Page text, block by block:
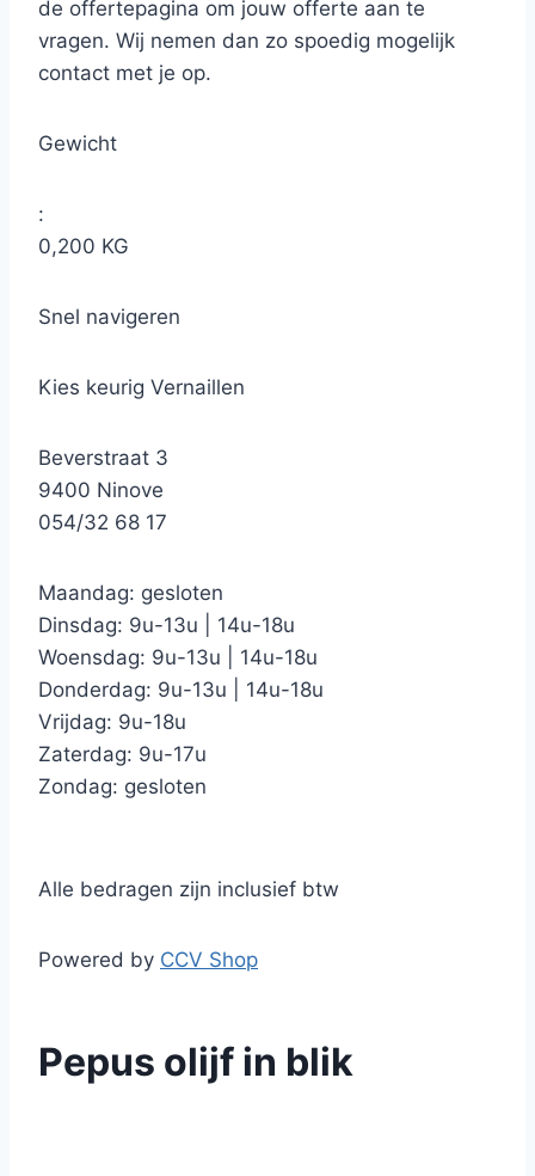
de offertepagina om jouw offerte aan te
vragen. Wij nemen dan zo spoedig mogelijk
contact met je op.
Gewicht
:
0,200 KG
Snel navigeren
Kies keurig Vernaillen
Beverstraat 3
9400 Ninove
054/32 68 17
Maandag: gesloten
Dinsdag: 9u-13u | 14u-18u
Woensdag: 9u-13u | 14u-18u
Donderdag: 9u-13u | 14u-18u
Vrijdag: 9u-18u
Zaterdag: 9u-17u
Zondag: gesloten
Alle bedragen zijn inclusief btw
Powered by CCV Shop
Pepus olijf in blik